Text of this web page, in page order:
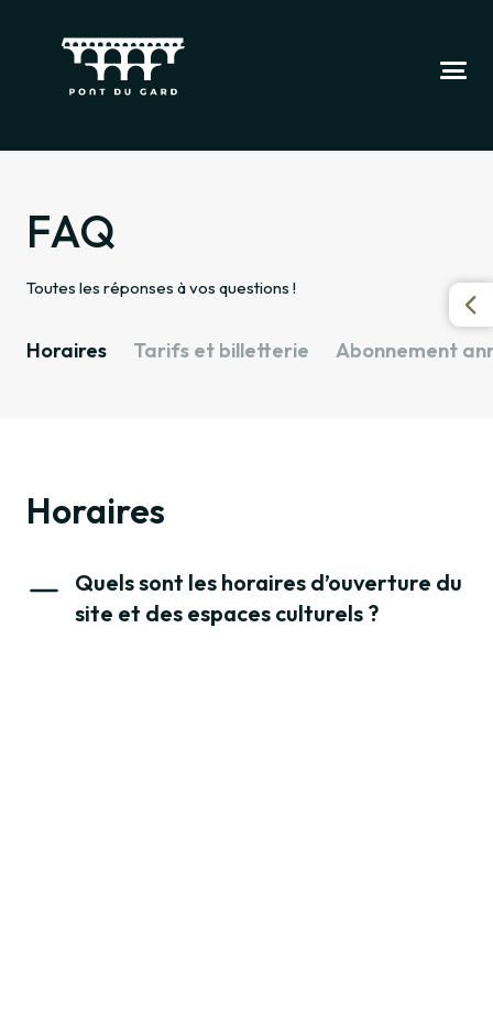
FAQ
Toutes les réponses à vos questions !
Horaires Tarifs et billetterie Abonnement
Horaires
Quels sont les horaires d’ouverture du
site et des espaces culturels ?